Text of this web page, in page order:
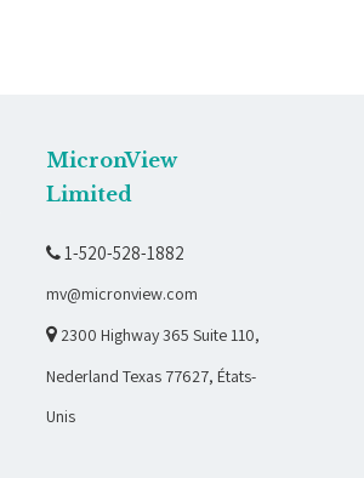
MicronView
Limited
 1-520-528-1882
mv@micronview.com
 2300 Highway 365 Suite 110,
Nederland Texas 77627, États-
Unis